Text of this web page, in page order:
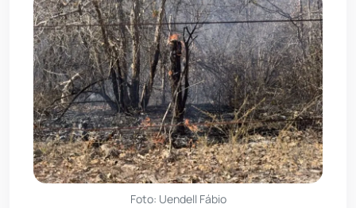
Foto: Uendell Fábio